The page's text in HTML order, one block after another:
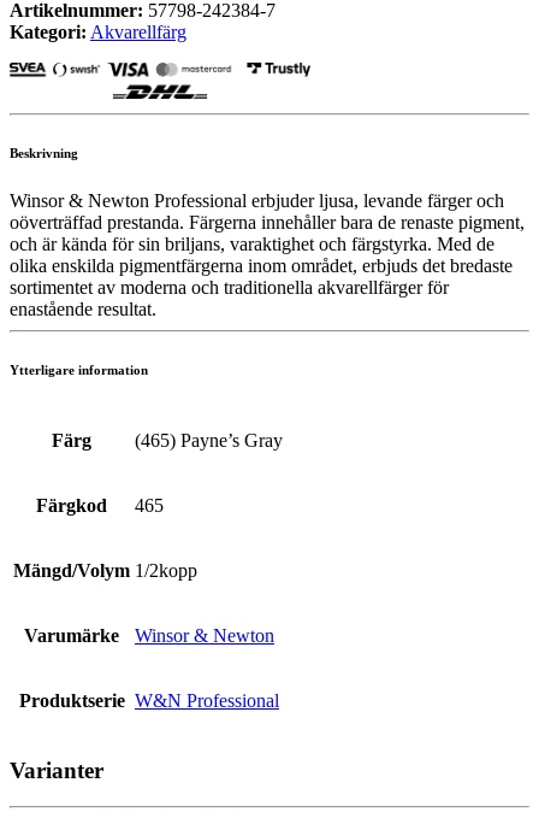
Artikelnummer: 57798-242384-7
Kategori: Akvarellfärg
Beskrivning
Winsor & Newton Professional erbjuder ljusa, levande färger och
oöverträffad prestanda. Färgerna innehåller bara de renaste pigment,
och är kända för sin briljans, varaktighet och färgstyrka. Med de
olika enskilda pigmentfärgerna inom området, erbjuds det bredaste
sortimentet av moderna och traditionella akvarellfärger för
enastående resultat.
Ytterligare information
Färg (465) Payne’s Gray
Färgkod 465
Mängd/Volym 1/2kopp
Varumärke Winsor & Newton
Produktserie W&N Professional
Varianter